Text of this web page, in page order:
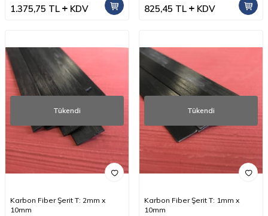
1.375,75 TL KDV 825,45 TL KDV
Tükendi
Karbon Fiber Şerit T: 2mm x
10mm
Tükendi
Karbon Fiber Şerit T: 1mm x
10mm